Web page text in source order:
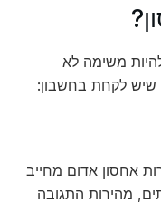
משימה לא
שיש לקחת בחשבון:
אחסון אדום מחייב
מהירות התגובה